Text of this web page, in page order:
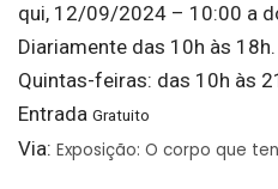
qui, 12/09/2024 – 10:00 a
Diariamente das 10h às 18h.
Quintas-feiras: das 10h às
Entrada Gratuito
Via: Exposição: O corpo que